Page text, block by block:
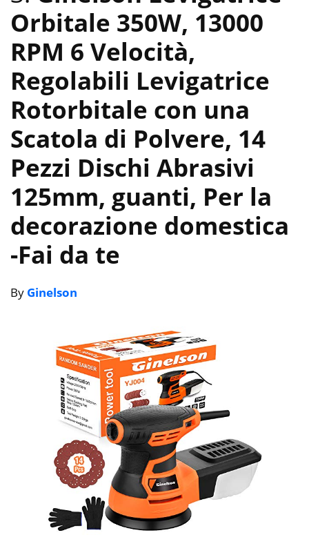
Orbitale 350W, 13000
RPM 6 Velocità,
Regolabili Levigatrice
Rotorbitale con una
Scatola di Polvere, 14
Pezzi Dischi Abrasivi
125mm, guanti, Per la
decorazione domestica
-Fai da te
By Ginelson